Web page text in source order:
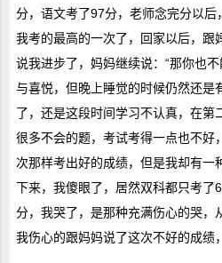
分，语文考了97分，老师念完分以
我考的最高的一次了，回家以后，跟
说我进步了，妈妈继续说：“那你也
与喜悦，但晚上睡觉的时候仍然还是
了，还是这段时间学习不认真，在第
很多不会的题，考试考得一点也不好
次那样考出好的成绩，但是我却有一
下来，我傻眼了，居然双科都只考了
分，我哭了，是那种充满伤心的哭，
我伤心的跟妈妈说了这次不好的成绩